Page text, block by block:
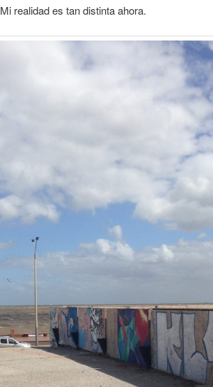
realidad es tan distinta ahora.